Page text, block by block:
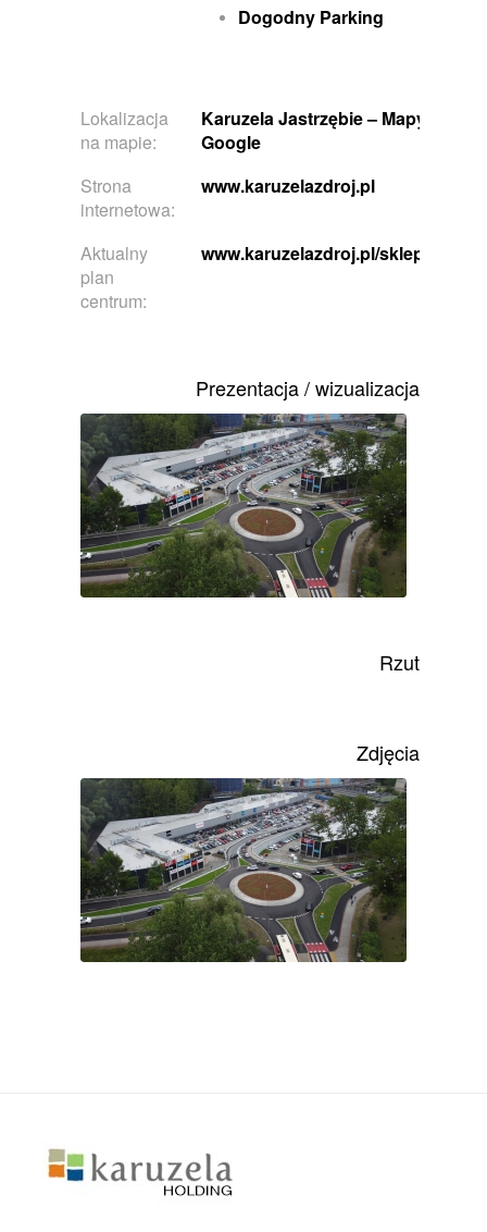
Dogodny Parking
Lokalizacja
na mapie:
Karuzela Jastrzębie– Mapy
Google
Strona
internetowa:
www.karuzelazdroj.pl
Aktualny
plan
centrum:
www.karuzelazdroj.pl/sklepy/
Prezentacja / wizualizacja
Rzut
Zdjęcia